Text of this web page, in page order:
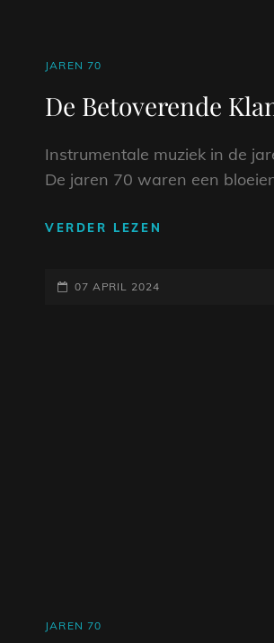
CAT
JAREN 70
De Betoverende
Instrumentale muziek in de
De jaren 70 waren een
VERDER LEZEN
GEPLAATST
07 APRIL 2024
CAT
JAREN 70